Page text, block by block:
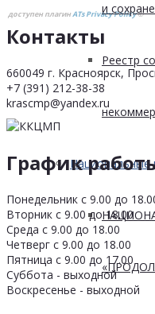
и
Реестр
Национальные
доступен плагинATs Privacy Policy©
Контакты
660049 г. Красноярск,
+7 (391) 212-38-38
krascmp@yandex.ru
График
Понедельник с 9.00 до
Вторник с 9.00 до 18.00
Среда с 9.00 до 18.00
Четверг с 9.00 до 18.00
Пятница с 9.00 до 17.00
Суббота - выходной
Воскресенье - выходной